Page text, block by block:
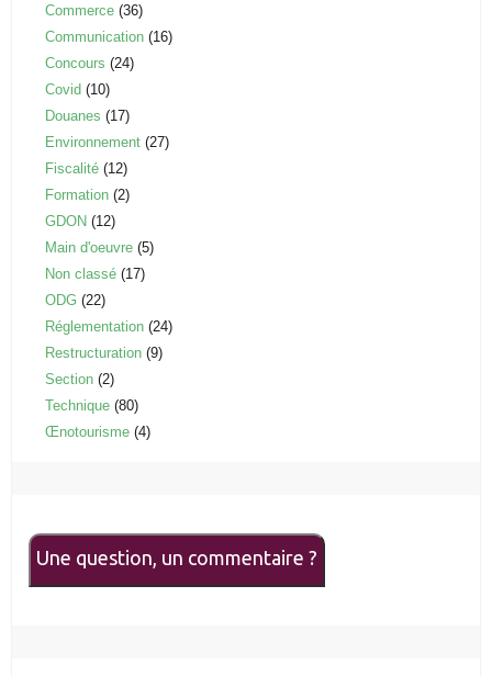
Commerce (36)
Communication (16)
Concours (24)
Covid (10)
Douanes (17)
Environnement (27)
Fiscalité (12)
Formation (2)
GDON (12)
Main d'oeuvre (5)
Non classé (17)
ODG (22)
Réglementation (24)
Restructuration (9)
Section (2)
Technique (80)
Œnotourisme (4)
Une question, un commentaire ?